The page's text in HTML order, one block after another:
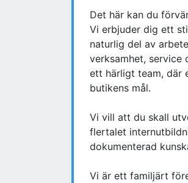
Det här kan du
Vi erbjuder dig ett
naturlig del av
verksamhet, service
ett härligt team, där
butikens mål.
Vi vill att du skall
flertalet
dokumenterad
Vi är ett familjärt